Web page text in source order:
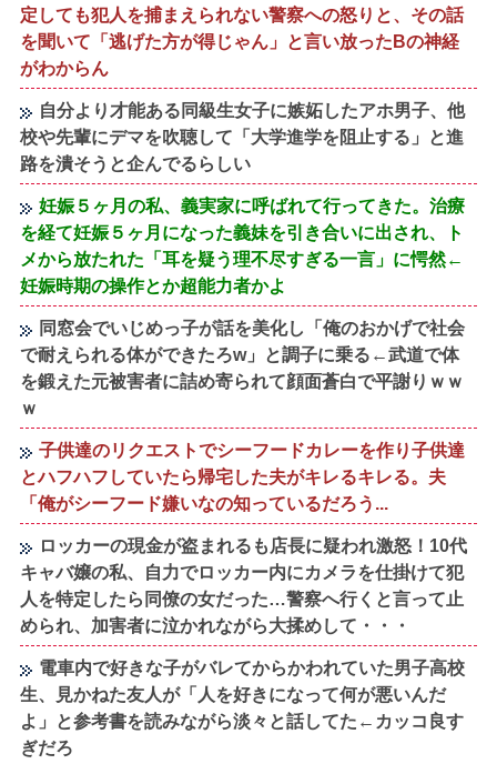
定しても犯人を捕まえられない警察への怒りと、その話
を聞いて「逃げた方が得じゃん」と言い放ったBの神経
がわからん
自分より才能ある同級生女子に嫉妬したアホ男子、他
校や先輩にデマを吹聴して「大学進学を阻止する」と進
路を潰そうと企んでるらしい
妊娠５ヶ月の私、義実家に呼ばれて行ってきた。治療
を経て妊娠５ヶ月になった義妹を引き合いに出され、ト
メから放たれた「耳を疑う理不尽すぎる一言」に愕然←
妊娠時期の操作とか超能力者かよ
同窓会でいじめっ子が話を美化し「俺のおかげで社会
で耐えられる体ができたろw」と調子に乗る←武道で体
を鍛えた元被害者に詰め寄られて顔面蒼白で平謝りｗｗ
ｗ
子供達のリクエストでシーフードカレーを作り子供達
とハフハフしていたら帰宅した夫がキレるキレる。夫
「俺がシーフード嫌いなの知っているだろう...
ロッカーの現金が盗まれるも店長に疑われ激怒！10代
キャバ嬢の私、自力でロッカー内にカメラを仕掛けて犯
人を特定したら同僚の女だった…警察へ行くと言って止
められ、加害者に泣かれながら大揉めして・・・
電車内で好きな子がバレてからかわれていた男子高校
生、見かねた友人が「人を好きになって何が悪いんだ
よ」と参考書を読みながら淡々と話してた←カッコ良す
ぎだろ